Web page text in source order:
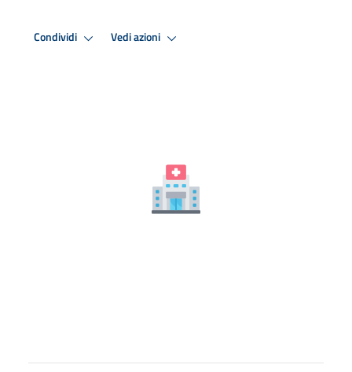
Condividi Vedi azioni